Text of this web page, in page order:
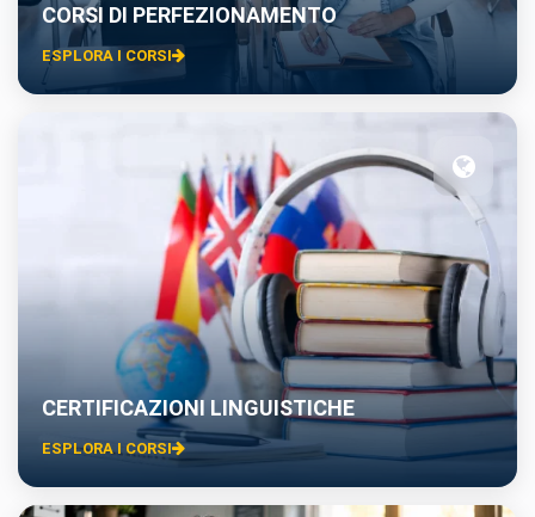
CORSI DI PERFEZIONAMENTO
ESPLORA I CORSI
CERTIFICAZIONI LINGUISTICHE
ESPLORA I CORSI